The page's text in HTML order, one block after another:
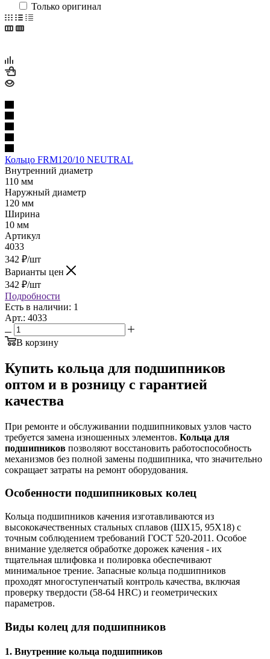
Только оригинал
Кольцо FRM120/10 NEUTRAL
Внутренний диаметр
110 мм
Наружный диаметр
120 мм
Ширина
10 мм
Артикул
4033
342 ₽/шт
Варианты цен
342 ₽/шт
Подробности
Есть в наличии: 1
Арт.: 4033
В корзину
Купить кольца для подшипников
оптом и в розницу с гарантией
качества
При ремонте и обслуживании подшипниковых узлов часто
требуется замена изношенных элементов. Кольца для
подшипников позволяют восстановить работоспособность
механизмов без полной замены подшипника, что значительно
сокращает затраты на ремонт оборудования.
Особенности подшипниковых колец
Кольца подшипников качения изготавливаются из
высококачественных стальных сплавов (ШХ15, 95Х18) с
точным соблюдением требований ГОСТ 520-2011. Особое
внимание уделяется обработке дорожек качения - их
тщательная шлифовка и полировка обеспечивают
минимальное трение. Запасные кольца подшипников
проходят многоступенчатый контроль качества, включая
проверку твердости (58-64 HRC) и геометрических
параметров.
Виды колец для подшипников
1. Внутренние кольца подшипников